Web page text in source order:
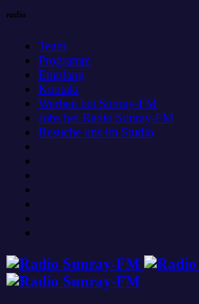
radio
Team
Programm
Empfang
Kontakt
Werben bei Sunray-FM
Jobs bei Radio Sunray-FM
Besuche uns im Studio